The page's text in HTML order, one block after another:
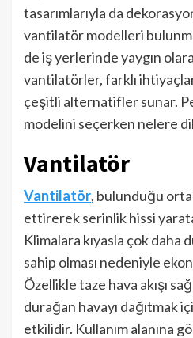
tasarımlarıyla da
vantilatör modelleri
de iş yerlerinde yaygın
vantilatörler, farklı
çeşitli alternatifler sunar.
modelini seçerken nelere
Vantilatör
Vantilatör, bulunduğu
ettirerek serinlik hissi
Klimalara kıyasla çok
sahip olması nedeniyle
Özellikle taze hava akışı
durağan havayı dağıtmak
etkilidir. Kullanım alanına